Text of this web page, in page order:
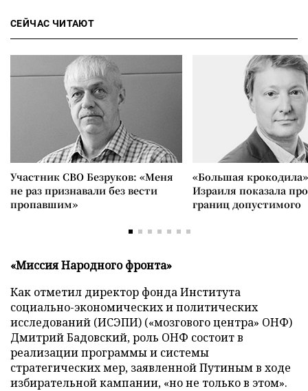
СЕЙЧАС ЧИТАЮТ
Участник СВО Безруков: «Меня
не раз признавали без вести
пропавшим»
«Большая
Израиля показала
границ допустимого
«Миссия Народного фронта»
Как отметил директор фонда Института
социально-экономических и политических
исследований (ИСЭПИ) («мозгового центра» ОНФ)
Дмитрий Бадовский, роль ОНФ состоит в
реализации программы и системы
стратегических мер, заявленной Путиным в ходе
избирательной кампании, «но не только в этом».